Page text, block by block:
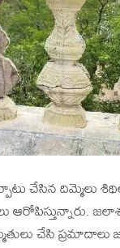
చేసిన దిమ్మెలు
చేసి ప్రమాదాలు